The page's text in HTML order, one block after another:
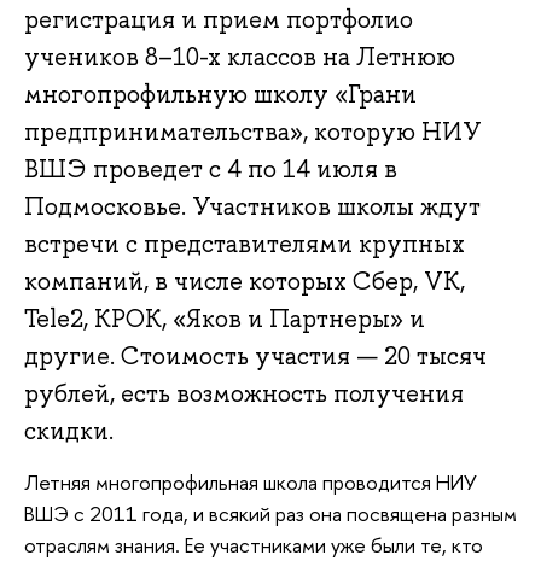
регистрация и прием портфолио
учеников 8–10-х классов на Летнюю
многопрофильную школу «Грани
предпринимательства», которую НИУ
ВШЭ проведет с 4 по 14 июля в
Подмосковье. Участников школы ждут
встречи с представителями крупных
компаний, в числе которых Сбер, VK,
Теlе2, КРОК, «Яков и Партнеры» и
другие. Стоимость участия — 20 тысяч
рублей, есть возможность получения
скидки.
Летняя многопрофильная школа проводится НИУ
ВШЭ с 2011 года, и всякий раз она посвящена разным
отраслям знания. Ее участниками уже были те, кто